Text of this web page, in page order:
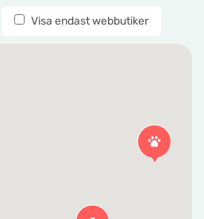
Titta på kartan
Visa endast webbutiker